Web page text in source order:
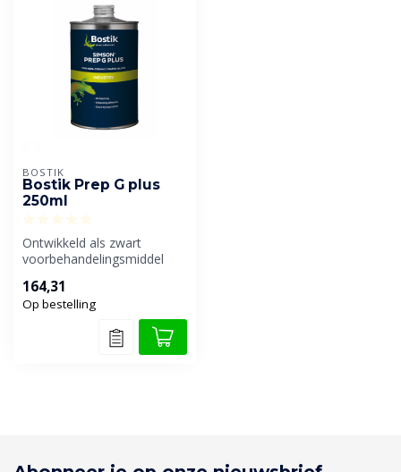
BOSTIK
Bostik Prep G plus
250ml
Ontwikkeld als zwart
voorbehandelingsmiddel
niet voor...
164,31
Op bestelling